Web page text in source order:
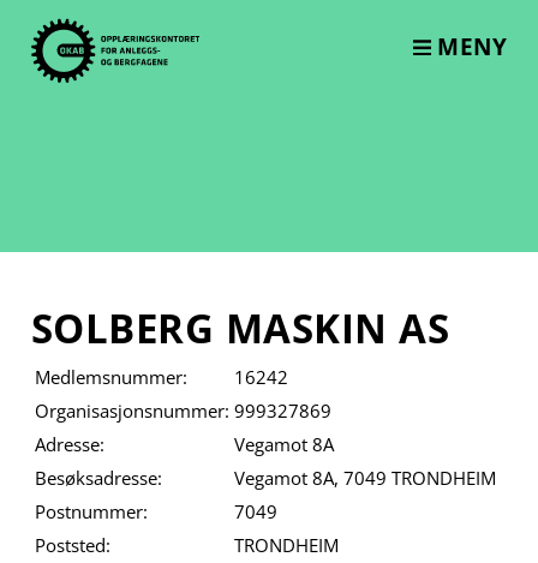
content
MENY
SOLBERG MASKIN AS
Medlemsnummer:
16242
Organisasjonsnummer: 999327869
Adresse:
Vegamot 8A
Besøksadresse:
Vegamot 8A, 7049 TRONDHEIM
Postnummer:
7049
Poststed:
TRONDHEIM